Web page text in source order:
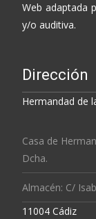
Web adaptada
y/o auditiva.
Dirección
Hermandad de
Casa de
Dcha.
Almacén: C/
11004 Cádiz